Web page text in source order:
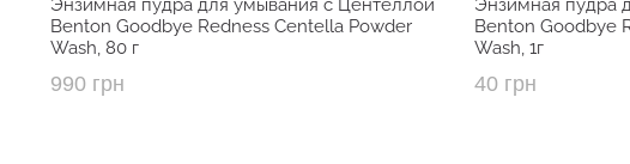
160-02 : Aloe Propolis Soothing Gel (восстановление и защита)
логотипу Benton в 2022 році.
Энзимная пудра для умывания с Центеллой
Benton Goodbye Redness Centella Powder
Wash, 80 г
990 грн
Энзимная пудра
Benton Goodbye
Wash, 1г
40 грн